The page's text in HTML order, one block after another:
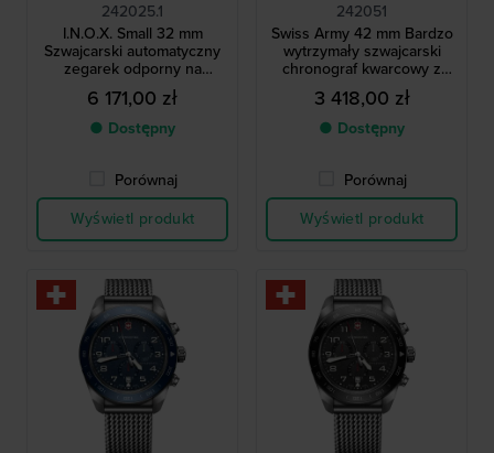
242025.1
I.N.O.X. Small 32 mm
Szwajcarski automatyczny
zegarek odporny na
wstrząsy z dodatkowym
paskiem i portfelem na
akcesoria
6 171,00 zł
● Dostępny
Porównaj
Wyświetl produkt
242051
Swiss Army 42 mm Bardzo
wytrzymały szwajcarski
chronograf kwarcowy z
datownikiem
3 418,00 zł
● Dostępny
Porównaj
Wyświetl produkt